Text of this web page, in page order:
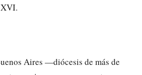
Aires —diócesis de más de